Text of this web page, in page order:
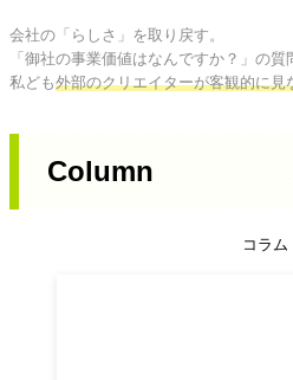
会社の「らしさ」を取り戻す。
「御社の事業価値はなんですか？」の
私ども外部のクリエイターが客観的に
Column
コラム